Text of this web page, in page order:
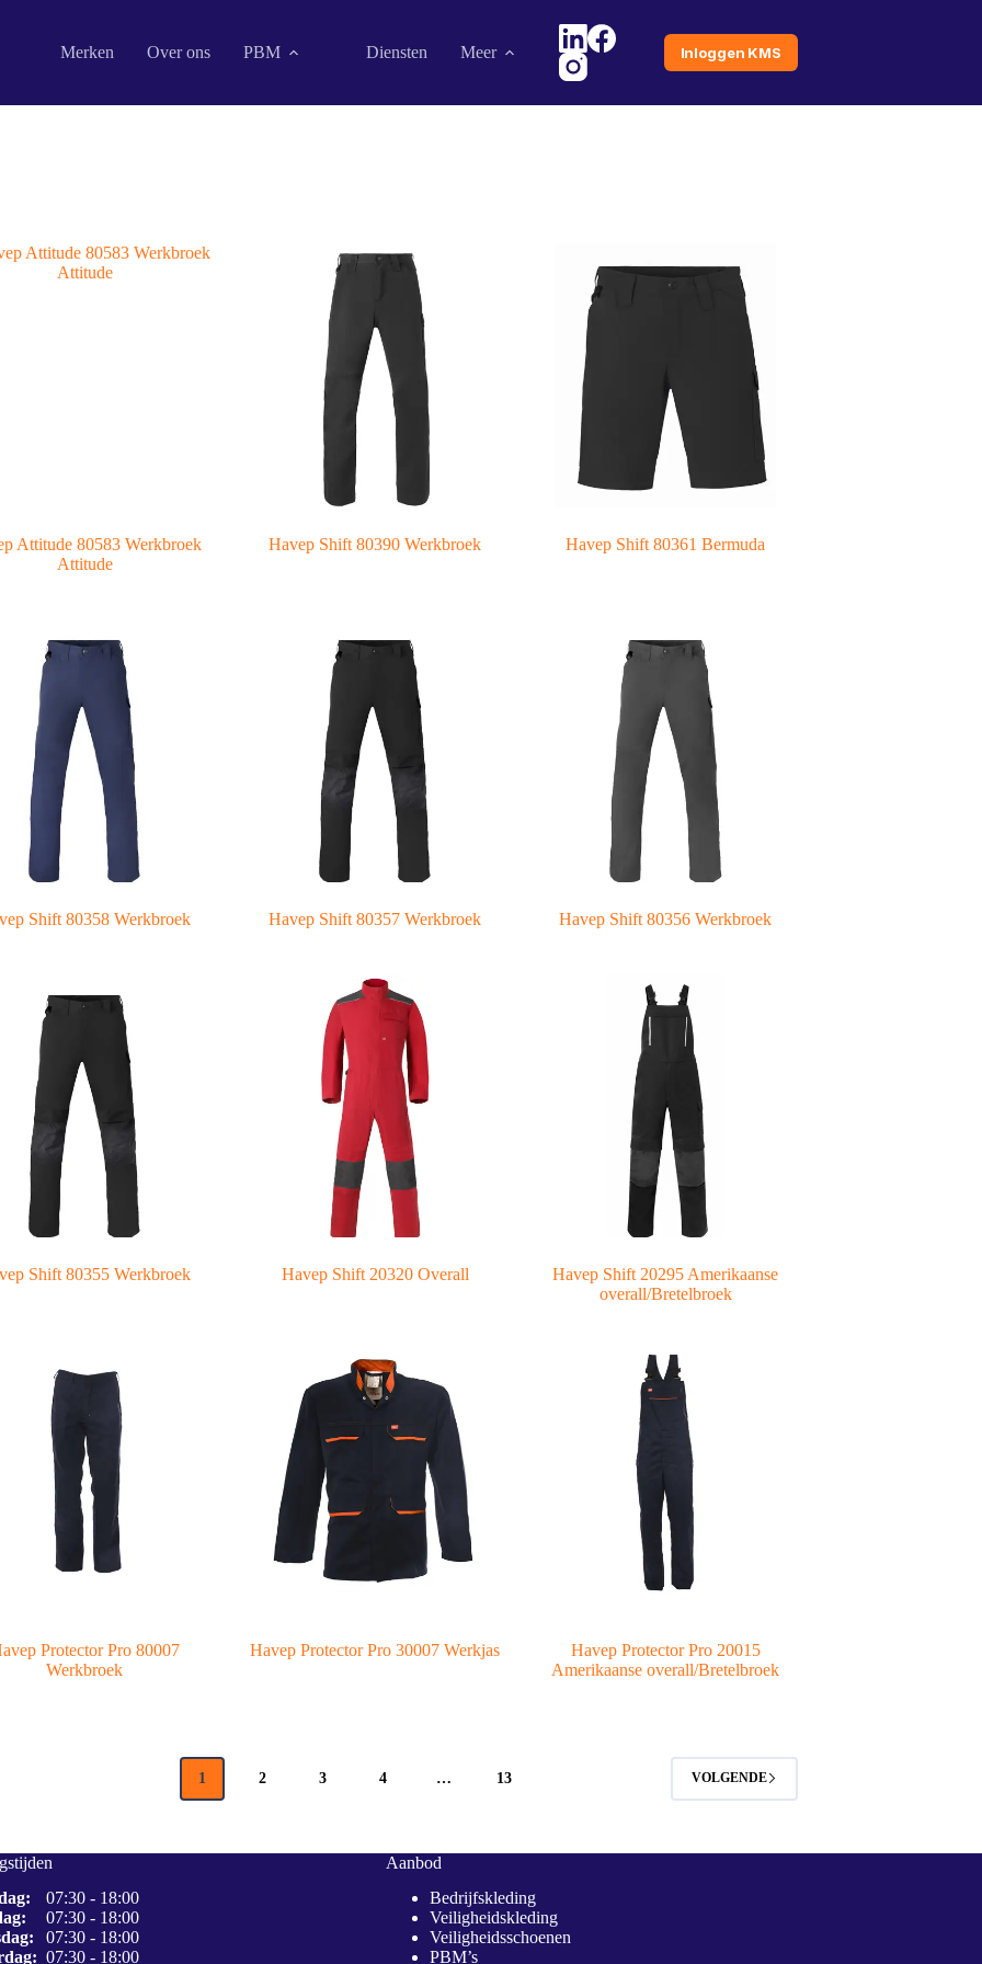
Merken Over ons PBM Diensten Meer Inloggen KMS
Attitude 80583 Werkbroek
Attitude
Havep Shift 80390 Werkbroek Havep Shift 80361 Bermuda
Shift 80358 Werkbroek Havep Shift 80357 Werkbroek Havep Shift 80356 Werkbroek
Shift 80355 Werkbroek Havep Shift 20320 Overall
Havep Shift 20295 Amerikaanse
overall/Bretelbroek
Protector Pro 80007
Werkbroek
Havep Protector Pro 30007 Werkjas
Havep Protector Pro 20015
Amerikaanse overall/Bretelbroek
1 2 3 4 … 13 VOLGENDE
07:30 - 18:00
07:30 - 18:00
07:30 - 18:00
07:30 - 18:00
Aanbod
Bedrijfskleding
Veiligheidskleding
Veiligheidsschoenen
PBM’s